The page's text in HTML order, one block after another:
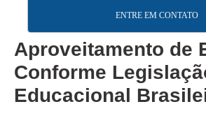
ENTRE EM CONTATO
Aproveitamento de
Conforme
Educacional